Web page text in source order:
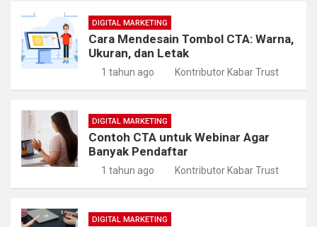
DIGITAL MARKETING
Cara Mendesain Tombol CTA: Warna,
Ukuran, dan Letak
1 tahun ago Kontributor Kabar Trust
DIGITAL MARKETING
Contoh CTA untuk Webinar Agar
Banyak Pendaftar
1 tahun ago Kontributor Kabar Trust
DIGITAL MARKETING